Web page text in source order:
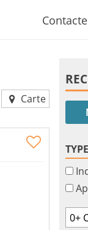
Carte